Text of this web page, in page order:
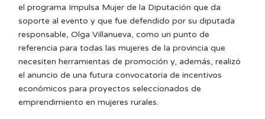
el programa Impulsa Mujer de la Diputación que da
soporte al evento y que fue defendido por su diputada
responsable, Olga Villanueva, como un punto de
referencia para todas las mujeres de la provincia que
necesiten herramientas de promoción y, además, realizó
el anuncio de una futura convocatoria de incentivos
económicos para proyectos seleccionados de
emprendimiento en mujeres rurales.